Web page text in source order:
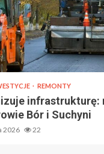
REMONTY
infrastrukturę:
Bór i Suchyni
2026 22